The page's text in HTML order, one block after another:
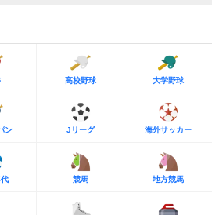
高校野球 大学野球
ン Jリーグ 海外サッカー
競馬 地方競馬